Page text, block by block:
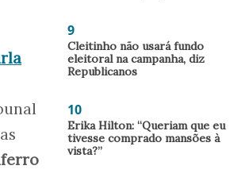
9
Cleitinho não usará fundo
eleitoral na campanha, diz
Republicanos
10
Erika Hilton: “Queriam que eu
tivesse comprado mansões à
vista?”